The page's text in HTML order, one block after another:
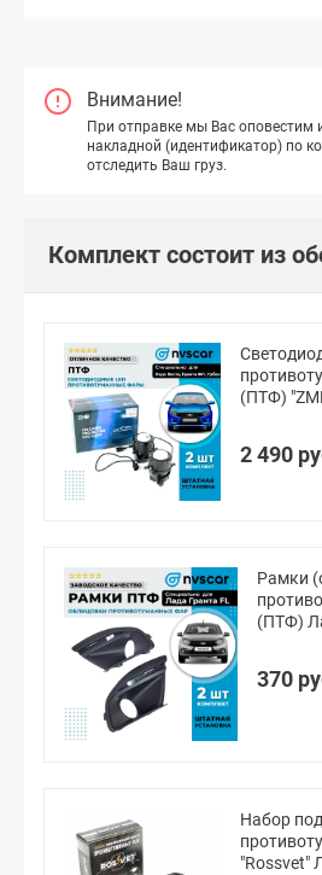
Внимание!
При отправке мы Вас
накладной (идентификатор) по
отследить Ваш груз.
Комплект состоит из
(ПТФ)
Урбан,
2 490
Рамки
(ПТФ)
370
Набор
"Rossvet"